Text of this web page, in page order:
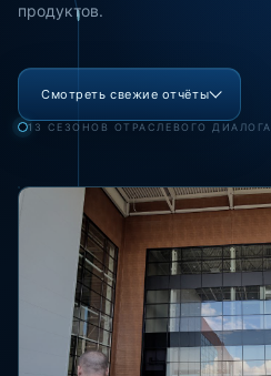
продуктов.
Смотреть свежие отчёты
13 СЕЗОНОВ ОТРАСЛЕВОГО ДИАЛОГА